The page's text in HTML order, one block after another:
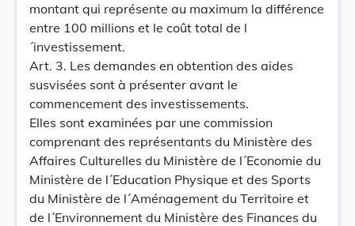
montant qui représente au maximum la différence
entre 100 millions et le coût total de l
´investissement.
Art. 3. Les demandes en obtention des aides
susvisées sont à présenter avant le
commencement des investissements.
Elles sont examinées par une commission
comprenant des représentants du Ministère des
Affaires Culturelles du Ministère de l´Economie du
Ministère de l´Education Physique et des Sports
du Ministère de l´Aménagement du Territoire et
de l´Environnement du Ministère des Finances du